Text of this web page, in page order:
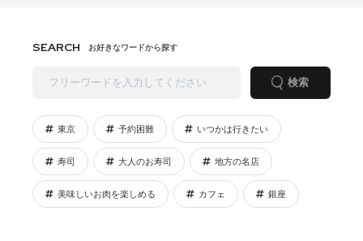
SEARCH お好きなワードから探す
検索
東京 予約困難 いつかは行きたい
寿司 大人のお寿司 地方の名店
美味しいお肉を楽しめる カフェ 銀座